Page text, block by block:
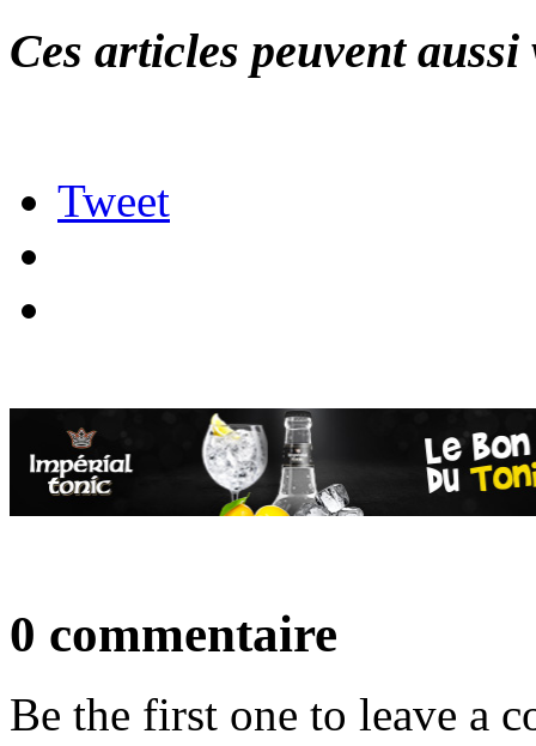
Ces articles peuvent
Tweet
0 commentaire
Be the first one to leave a